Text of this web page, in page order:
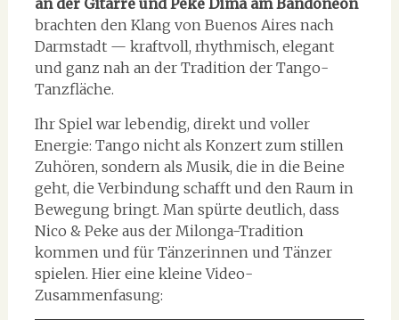
an der Gitarre und Peke Dima am Bandoneon
brachten den Klang von Buenos Aires nach
Darmstadt — kraftvoll, rhythmisch, elegant
und ganz nah an der Tradition der Tango-
Tanzfläche.
Ihr Spiel war lebendig, direkt und voller
Energie: Tango nicht als Konzert zum stillen
Zuhören, sondern als Musik, die in die Beine
geht, die Verbindung schafft und den Raum in
Bewegung bringt. Man spürte deutlich, dass
Nico & Peke aus der Milonga-Tradition
kommen und für Tänzerinnen und Tänzer
spielen. Hier eine kleine Video-
Zusammenfasung: